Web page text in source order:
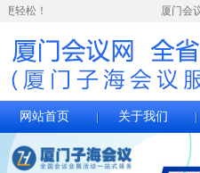
轻松！ 厦门会
网站首页 关于我们